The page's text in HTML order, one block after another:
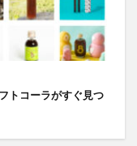
トコーラがすぐ見つ